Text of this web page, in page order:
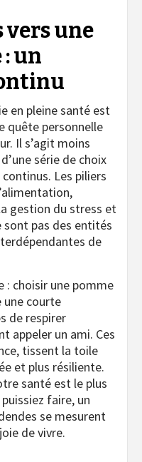
une
un
en pleine santé est
quête personnelle
Il s’agit moins
série de choix
Les piliers
gestion du stress et
sont pas des entités
de
: choisir une pomme
une courte
de respirer
appeler un ami. Ces
tissent la toile
et plus résiliente.
santé est le plus
faire, un
se mesurent
de vivre.